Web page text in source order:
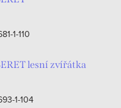
1-110
lesní zvířátka
1-104